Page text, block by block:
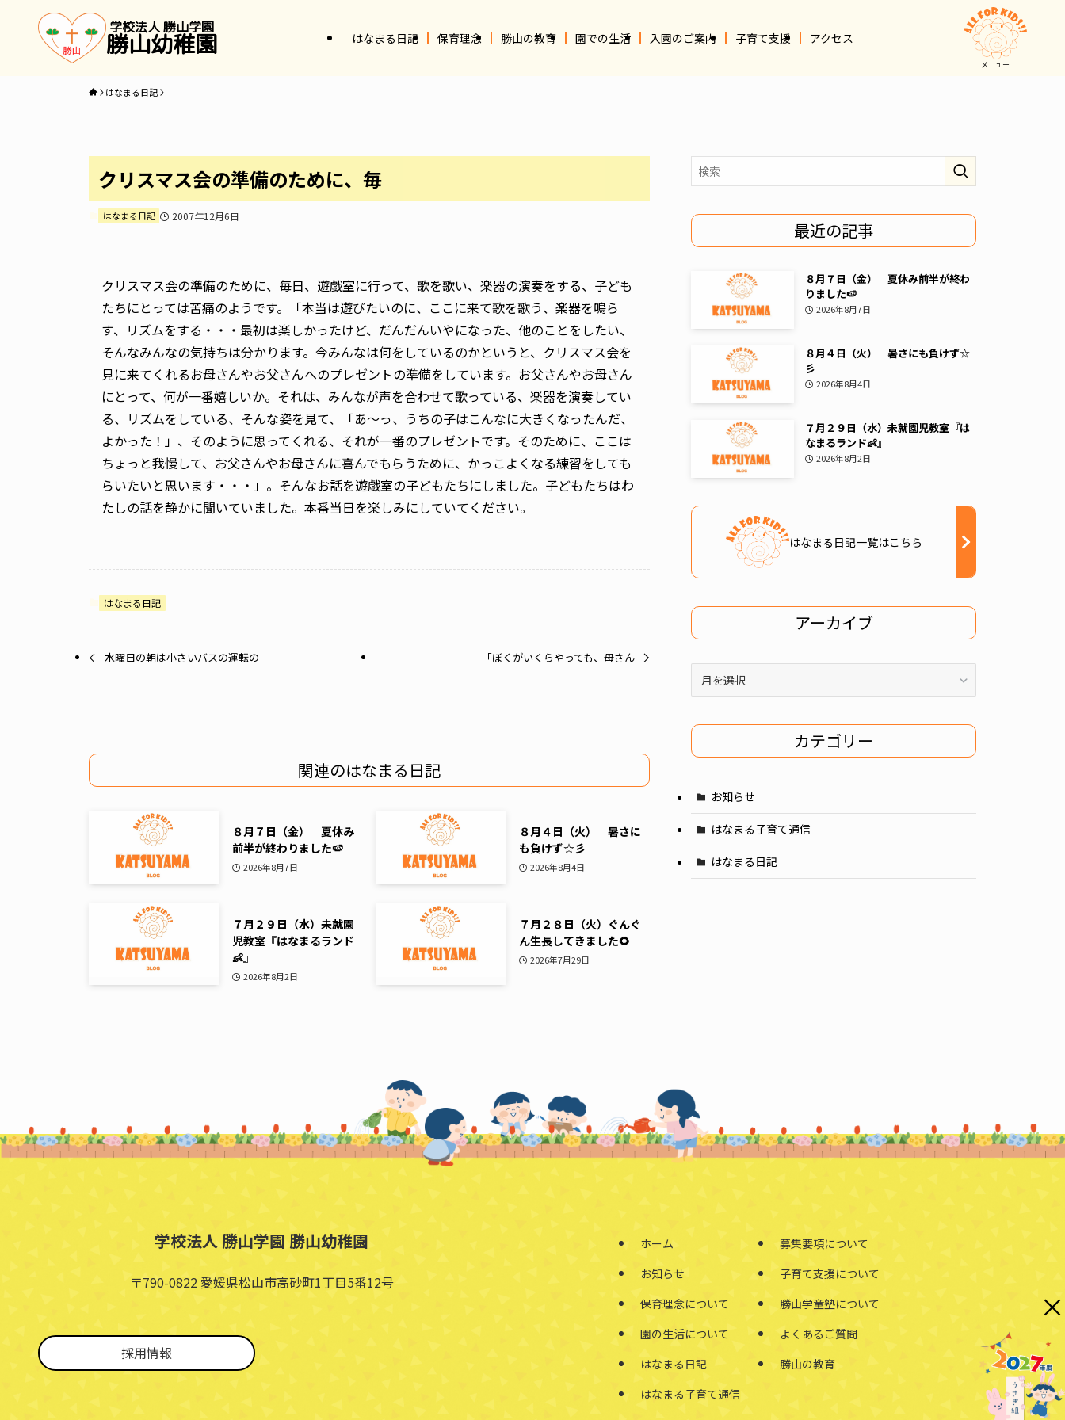
学校法人 勝山学園
勝山幼稚園 はなまる日記 保育理念 勝山の教育 園での生活 入園のご案内 子育て支援 アクセス
メニュー
はなまる日記
クリスマス会の準備のために、毎
はなまる日記 2007年12月6日
クリスマス会の準備のために、毎日、遊戯室に行って、歌を歌い、楽器の演奏をする、子ども
たちにとっては苦痛のようです。「本当は遊びたいのに、ここに来て歌を歌う、楽器を鳴ら
す、リズムをする・・・最初は楽しかったけど、だんだんいやになった、他のことをしたい、
そんなみんなの気持ちは分かります。今みんなは何をしているのかというと、クリスマス会を
見に来てくれるお母さんやお父さんへのプレゼントの準備をしています。お父さんやお母さん
にとって、何が一番嬉しいか。それは、みんなが声を合わせて歌っている、楽器を演奏してい
る、リズムをしている、そんな姿を見て、「あ〜っ、うちの子はこんなに大きくなったんだ、
よかった！」、そのように思ってくれる、それが一番のプレゼントです。そのために、ここは
ちょっと我慢して、お父さんやお母さんに喜んでもらうために、かっこよくなる練習をしても
らいたいと思います・・・」。そんなお話を遊戯室の子どもたちにしました。子どもたちはわ
たしの話を静かに聞いていました。本番当日を楽しみにしていてください。
はなまる日記
水曜日の朝は小さいバスの運転の 「ぼくがいくらやっても、母さん
関連のはなまる日記
８月７日（金） 夏休み
前半が終わりました🍉
2026年8月7日
８月４日（火） 暑さに
も負けず☆彡
2026年8月4日
７月２９日（水）未就園
児教室『はなまるランド
👶』
2026年8月2日
７月２８日（火）ぐんぐ
ん生長してきました🌻
2026年7月29日
最近の記事
８月７日（金） 夏休み前半が終わ
りました🍉
2026年8月7日
８月４日（火） 暑さにも負けず☆
彡
2026年8月4日
７月２９日（水）未就園児教室『は
なまるランド👶』
2026年8月2日
はなまる日記一覧はこちら
アーカイブ
イ
カテゴリー
お知らせ
はなまる子育て通信
はなまる日記
学校法人 勝山学園 勝山幼稚園
〒790-0822 愛媛県松山市高砂町1丁目5番12号
採用情報
ホーム
お知らせ
保育理念について
園の生活について
はなまる日記
はなまる子育て通信
募集要項について
子育て支援について
勝山学童塾について
よくあるご質問
勝山の教育
×